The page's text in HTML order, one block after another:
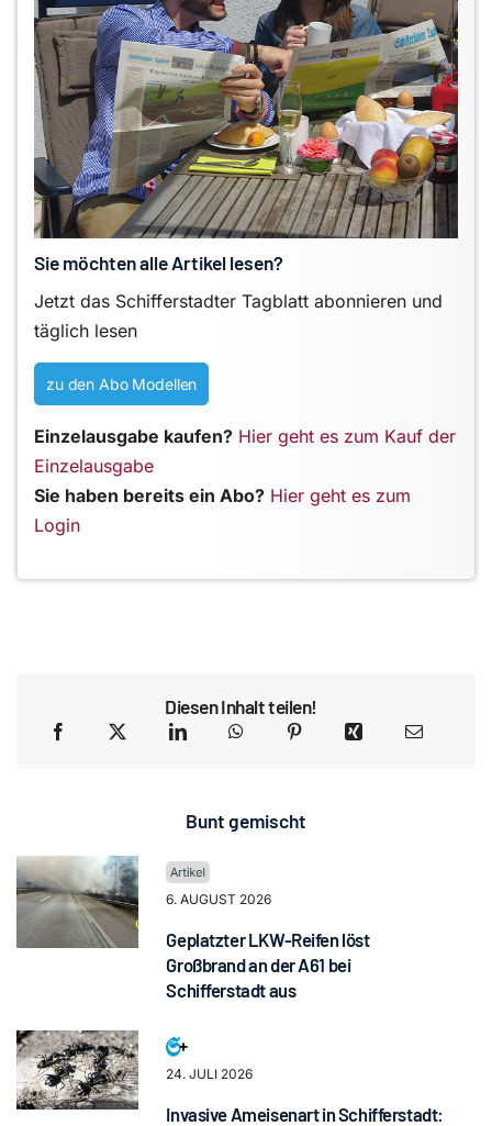
Sie möchten alle Artikel lesen?
Jetzt das Schifferstadter Tagblatt abonnieren und
täglich lesen
zu den Abo Modellen
Einzelausgabe kaufen? Hier geht es zum Kauf der
Einzelausgabe
Sie haben bereits ein Abo? Hier geht es zum
Login
Diesen Inhalt teilen!
Bunt gemischt
6. AUGUST 2026
Geplatzter LKW-Reifen löst
Großbrand an der A61 bei
Schifferstadt aus
24. JULI 2026
Invasive Ameisenart in Schifferstadt: